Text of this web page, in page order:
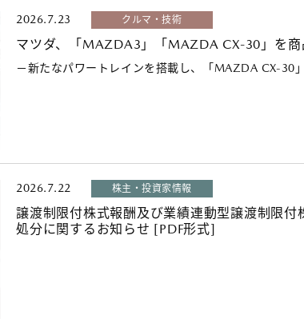
2026.7.23 クルマ・技術
マツダ、「MAZDA3」「MAZDA CX-30」を商
－新たなパワートレインを搭載し、「MAZDA CX-30
2026.7.22 株主・投資家情報
譲渡制限付株式報酬及び業績連動型譲渡制限
処分に関するお知らせ [PDF形式]